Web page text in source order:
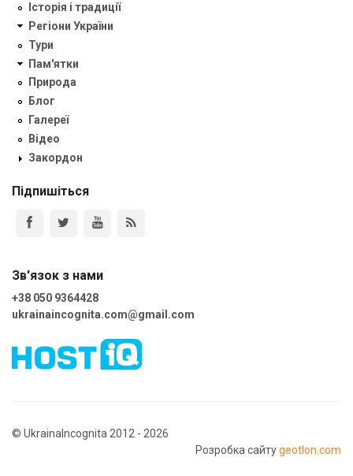
Історія і традиції
Регіони України
Тури
Пам'ятки
Природа
Блог
Галереї
Відео
Закордон
Підпишіться
Зв'язок з нами
+38 050 9364428
ukrainaincognita.com@gmail.com
© UkrainaIncognita 2012 - 2026
Розробка сайтуgeotlon.com